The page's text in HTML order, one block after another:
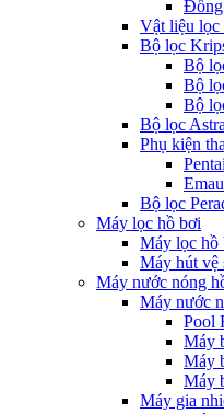
Đồng
Vật liệu lọc
Bộ lọc
Bộ
Bộ
Bộ
Bộ lọc
Phụ kiện
Bộ lọc
Máy lọc hồ bơi
Máy lọc hồ
Máy hút vệ
Máy nước nóng
Máy nước
Pool
Máy
Máy
Máy
Máy gia